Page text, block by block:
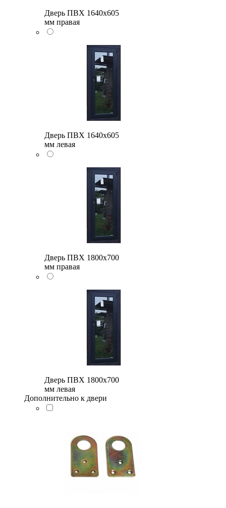
Дверь ПВХ 1640x605
мм правая
Дверь ПВХ 1640x605
мм левая
Дверь ПВХ 1800x700
мм правая
Дверь ПВХ 1800x700
мм левая
Дополнительно к двери